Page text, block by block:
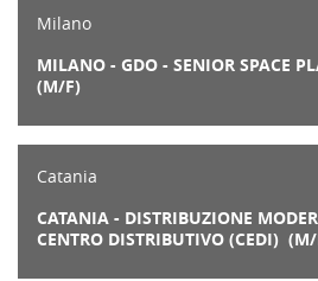
Milano
MILANO - GDO - SENIOR SPACE
(M/F)
Catania
CATANIA - DISTRIBUZIONE
CENTRO DISTRIBUTIVO (CEDI)